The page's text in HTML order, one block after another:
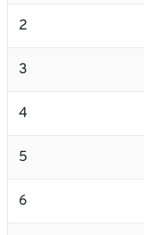
2
3
4
5
6